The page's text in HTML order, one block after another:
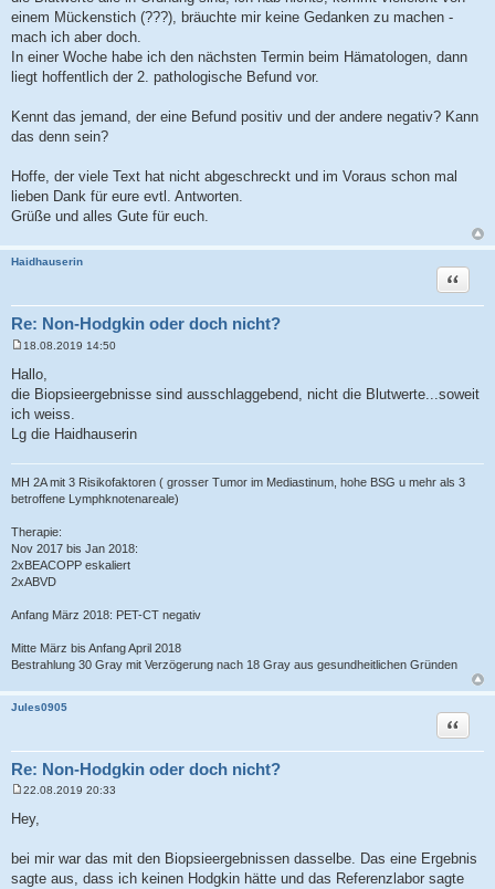
einem Mückenstich (???), bräuchte mir keine Gedanken zu machen -
mach ich aber doch.
In einer Woche habe ich den nächsten Termin beim Hämatologen, dann
liegt hoffentlich der 2. pathologische Befund vor.
Kennt das jemand, der eine Befund positiv und der andere negativ? Kann
das denn sein?
Hoffe, der viele Text hat nicht abgeschreckt und im Voraus schon mal
lieben Dank für eure evtl. Antworten.
Grüße und alles Gute für euch.
Haidhauserin
Re: Non-Hodgkin oder doch nicht?
Zitat
e
i
t
r
a
g
18.08.2019 14:50
Hallo,
die Biopsieergebnisse sind ausschlaggebend, nicht die Blutwerte...soweit
ich weiss.
Lg die Haidhauserin
MH 2A mit 3 Risikofaktoren ( grosser Tumor im Mediastinum, hohe BSG u mehr als 3
betroffene Lymphknotenareale)
Therapie:
Nov 2017 bis Jan 2018:
2xBEACOPP eskaliert
2xABVD
Anfang März 2018: PET-CT negativ
Mitte März bis Anfang April 2018
Bestrahlung 30 Gray mit Verzögerung nach 18 Gray aus gesundheitlichen Gründen
Jules0905
Re: Non-Hodgkin oder doch nicht?
Zitat
e
i
r
a
g
22.08.2019 20:33
Hey,
bei mir war das mit den Biopsieergebnissen dasselbe. Das eine Ergebnis
sagte aus, dass ich keinen Hodgkin hätte und das Referenzlabor sagte